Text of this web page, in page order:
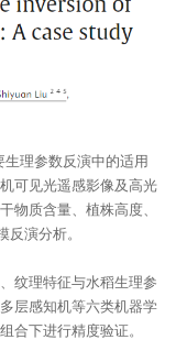
理参数反演中的适用
可见光遥感影像及高光
物质含量、植株高度、
演分析。
纹理特征与水稻生理参
层感知机等六类机器学
合下进行精度验证。